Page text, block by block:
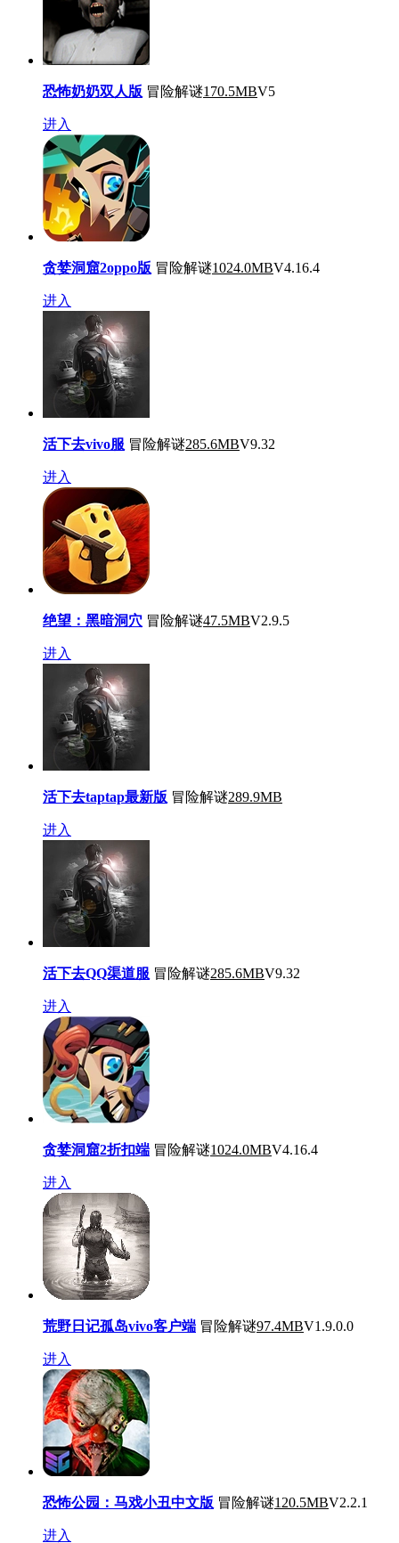
恐怖奶奶双人版 冒险解谜170.5MBV5
进入
贪婪洞窟2oppo版 冒险解谜1024.0MBV4.16.4
进入
活下去vivo服 冒险解谜285.6MBV9.32
进入
绝望：黑暗洞穴 冒险解谜47.5MBV2.9.5
进入
活下去taptap最新版 冒险解谜289.9MB
进入
活下去QQ渠道服 冒险解谜285.6MBV9.32
进入
贪婪洞窟2折扣端 冒险解谜1024.0MBV4.16.4
进入
荒野日记孤岛vivo客户端 冒险解谜97.4MBV1.9.0.0
进入
恐怖公园：马戏小丑中文版 冒险解谜120.5MBV2.2.1
进入